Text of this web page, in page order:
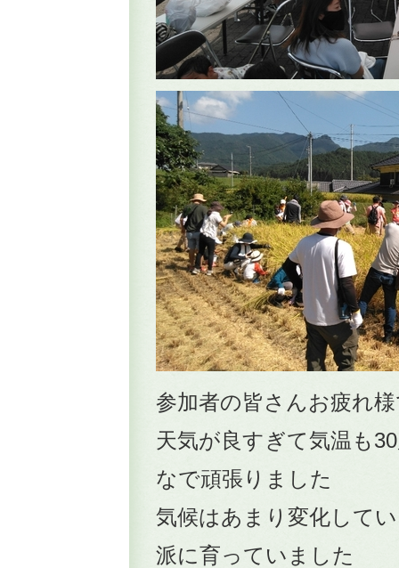
参加者の皆さんお疲れ
天気が良すぎて気温も
なで頑張りました
気候はあまり変化して
派に育っていました